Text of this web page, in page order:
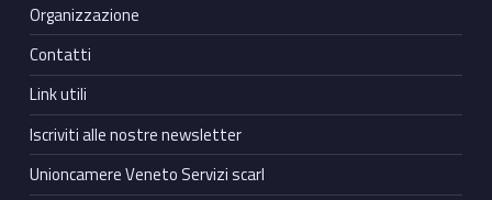
Organizzazione
Contatti
Link utili
Iscriviti alle nostre newsletter
Unioncamere Veneto Servizi scarl